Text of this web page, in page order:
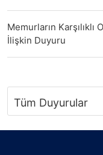
Memurların Karşılıklı
İlişkin Duyuru
Tüm Duyurular